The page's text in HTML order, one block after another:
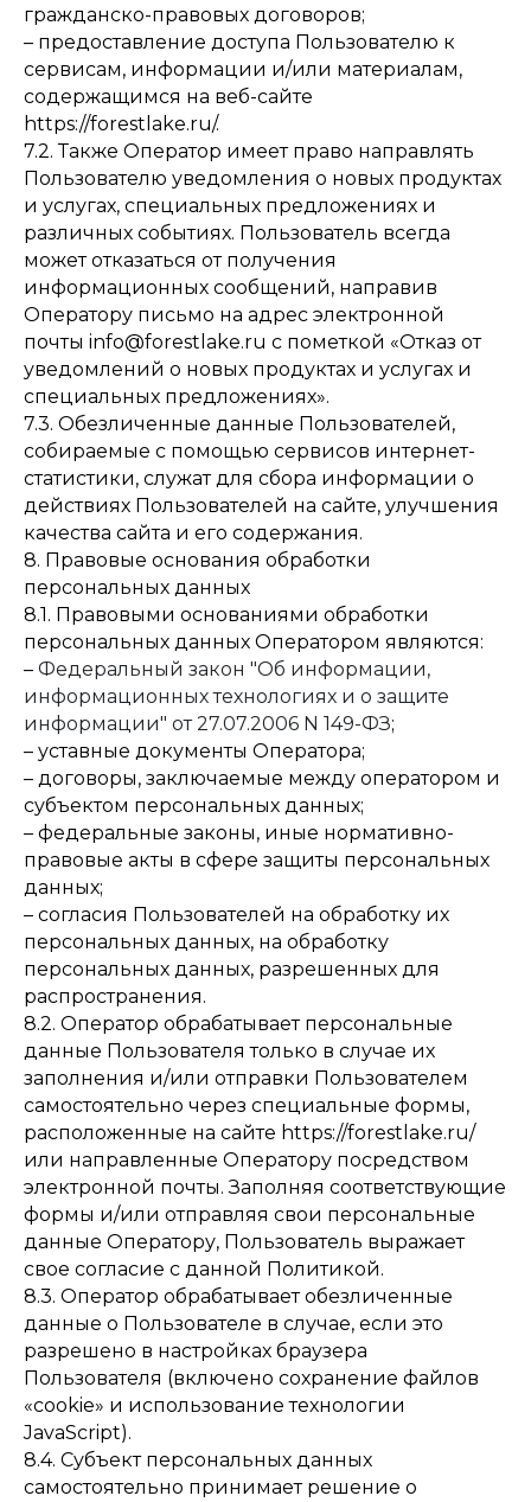
гражданско-правовых договоров;
– предоставление доступа Пользователю к
сервисам, информации и/или материалам,
содержащимся на веб-сайте
https://forestlake.ru/.
7.2. Также Оператор имеет право направлять
Пользователю уведомления о новых продуктах
и услугах, специальных предложениях и
различных событиях. Пользователь всегда
может отказаться от получения
информационных сообщений, направив
Оператору письмо на адрес электронной
почты info@forestlake.ru с пометкой «Отказ от
уведомлений о новых продуктах и услугах и
специальных предложениях».
7.3. Обезличенные данные Пользователей,
собираемые с помощью сервисов интернет-
статистики, служат для сбора информации о
действиях Пользователей на сайте, улучшения
качества сайта и его содержания.
8. Правовые основания обработки
персональных данных
8.1. Правовыми основаниями обработки
персональных данных Оператором являются:
– Федеральный закон "Об информации,
информационных технологиях и о защите
информации" от 27.07.2006 N 149-ФЗ;
– уставные документы Оператора;
– договоры, заключаемые между оператором и
субъектом персональных данных;
– федеральные законы, иные нормативно-
правовые акты в сфере защиты персональных
данных;
– согласия Пользователей на обработку их
персональных данных, на обработку
персональных данных, разрешенных для
распространения.
8.2. Оператор обрабатывает персональные
данные Пользователя только в случае их
заполнения и/или отправки Пользователем
самостоятельно через специальные формы,
расположенные на сайте https://forestlake.ru/
или направленные Оператору посредством
электронной почты. Заполняя соответствующие
формы и/или отправляя свои персональные
данные Оператору, Пользователь выражает
свое согласие с данной Политикой.
8.3. Оператор обрабатывает обезличенные
данные о Пользователе в случае, если это
разрешено в настройках браузера
Пользователя (включено сохранение файлов
«cookie» и использование технологии
JavaScript).
8.4. Субъект персональных данных
самостоятельно принимает решение о